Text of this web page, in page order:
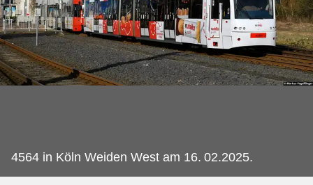
4564 in Köln Weiden West am 16. 02.2025.